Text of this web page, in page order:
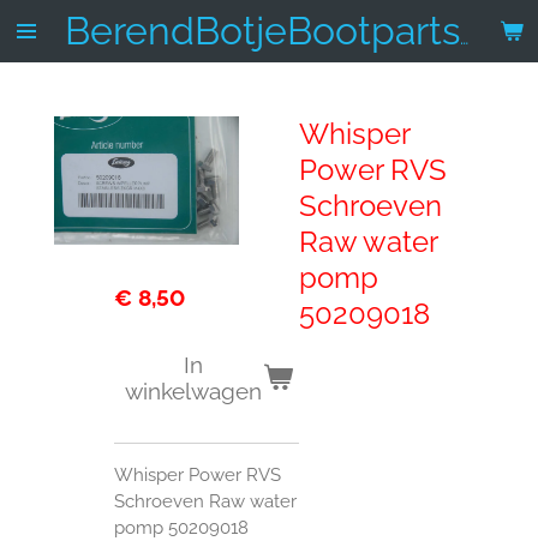
Ga
hoofdinhoud
BerendBotjeBootparts.nl
Whisper
Power RVS
Schroeven
Raw water
pomp
50209018
€ 8,50
In
winkelwagen
Whisper Power RVS
Schroeven Raw water
pomp 50209018